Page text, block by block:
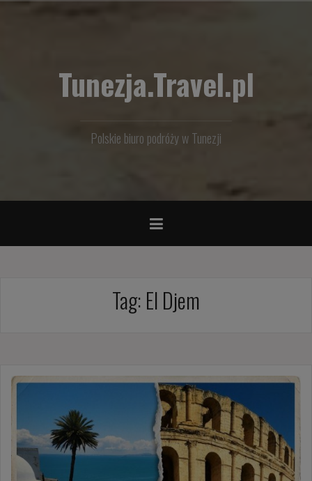
Tunezja.Travel.pl
Polskie biuro podróży w Tunezji
Tag: El Djem